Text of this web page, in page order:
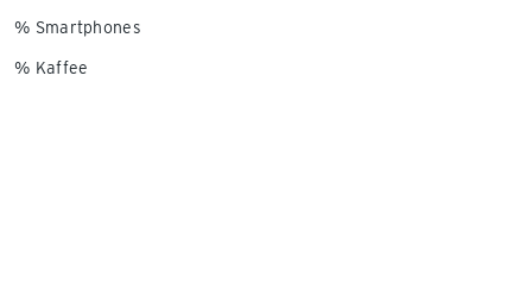
% Smartphones
% Kaffee